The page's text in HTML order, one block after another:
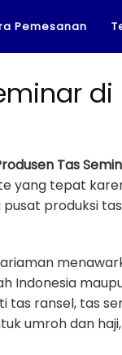
Pemesanan
Tas
yang tepat
produksi
Indonesia
tas ransel, tas
umroh dan